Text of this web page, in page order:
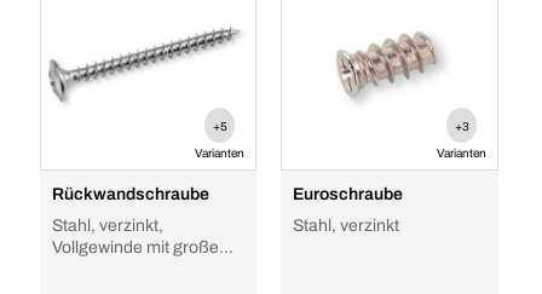
+5
Varianten
Rückwandschraube
Stahl, verzinkt,
Vollgewinde mit großem
+3
Varianten
Euroschraube
Stahl, verzinkt